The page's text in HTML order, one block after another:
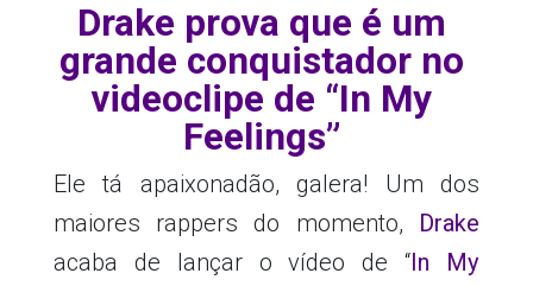
Drake prova que é um
grande conquistador no
videoclipe de “In My
Feelings”
Ele tá apaixonadão, galera! Um dos
maiores rappers do momento, Drake
acaba de lançar o vídeo de “In My